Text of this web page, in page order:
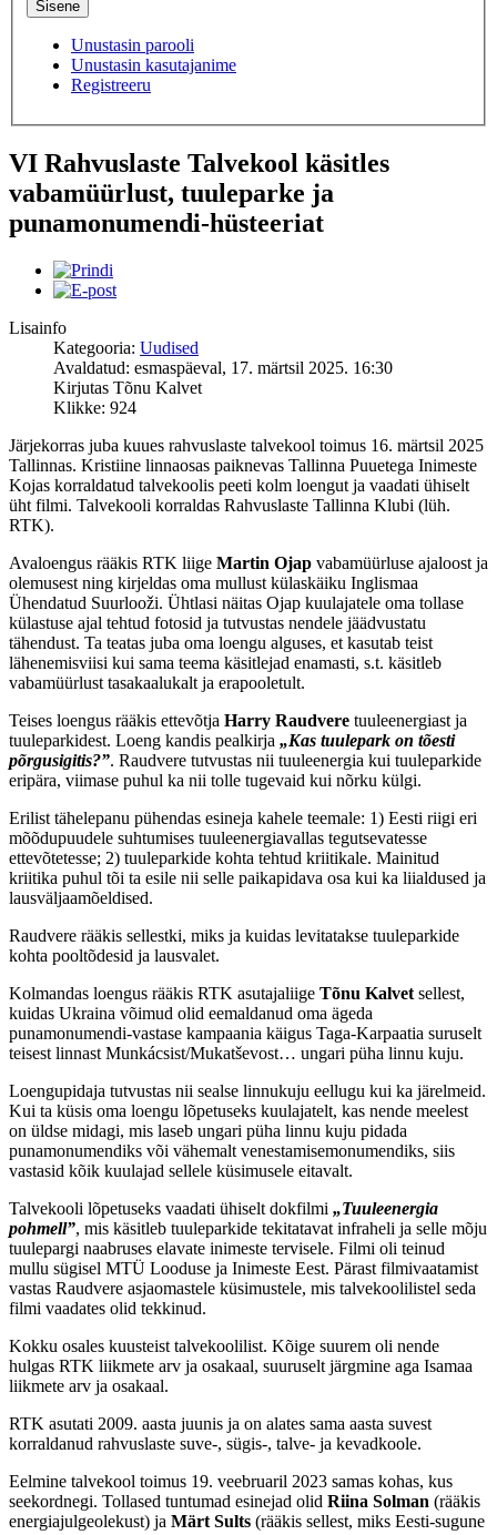
Unustasin parooli
Unustasin kasutajanime
Registreeru
VI Rahvuslaste Talvekool käsitles
vabamüürlust, tuuleparke ja
punamonumendi-hüsteeriat
Lisainfo
Kategooria: Uudised
Avaldatud: esmaspäeval, 17. märtsil 2025. 16:30
Kirjutas Tõnu Kalvet
Klikke: 924
Järjekorras juba kuues rahvuslaste talvekool toimus 16. märtsil 2025
Tallinnas. Kristiine linnaosas paiknevas Tallinna Puuetega Inimeste
Kojas korraldatud talvekoolis peeti kolm loengut ja vaadati ühiselt
üht filmi. Talvekooli korraldas Rahvuslaste Tallinna Klubi (lüh.
RTK).
Avaloengus rääkis RTK liige Martin Ojap vabamüürluse ajaloost ja
olemusest ning kirjeldas oma mullust külaskäiku Inglismaa
Ühendatud Suurlooži. Ühtlasi näitas Ojap kuulajatele oma tollase
külastuse ajal tehtud fotosid ja tutvustas nendele jäädvustatu
tähendust. Ta teatas juba oma loengu alguses, et kasutab teist
lähenemisviisi kui sama teema käsitlejad enamasti, s.t. käsitleb
vabamüürlust tasakaalukalt ja erapooletult.
Teises loengus rääkis ettevõtja Harry Raudvere tuuleenergiast ja
tuuleparkidest. Loeng kandis pealkirja „Kas tuulepark on tõesti
põrgusigitis?”. Raudvere tutvustas nii tuuleenergia kui tuuleparkide
eripära, viimase puhul ka nii tolle tugevaid kui nõrku külgi.
Erilist tähelepanu pühendas esineja kahele teemale: 1) Eesti riigi eri
mõõdupuudele suhtumises tuuleenergiavallas tegutsevatesse
ettevõtetesse; 2) tuuleparkide kohta tehtud kriitikale. Mainitud
kriitika puhul tõi ta esile nii selle paikapidava osa kui ka liialdused ja
lausväljaamõeldised.
Raudvere rääkis sellestki, miks ja kuidas levitatakse tuuleparkide
kohta pooltõdesid ja lausvalet.
Kolmandas loengus rääkis RTK asutajaliige Tõnu Kalvet sellest,
kuidas Ukraina võimud olid eemaldanud oma ägeda
punamonumendi-vastase kampaania käigus Taga-Karpaatia suruselt
teisest linnast Munkácsist/Mukatševost… ungari püha linnu kuju.
Loengupidaja tutvustas nii sealse linnukuju eellugu kui ka järelmeid.
Kui ta küsis oma loengu lõpetuseks kuulajatelt, kas nende meelest
on üldse midagi, mis laseb ungari püha linnu kuju pidada
punamonumendiks või vähemalt venestamisemonumendiks, siis
vastasid kõik kuulajad sellele küsimusele eitavalt.
Talvekooli lõpetuseks vaadati ühiselt dokfilmi „Tuuleenergia
pohmell”, mis käsitleb tuuleparkide tekitatavat infraheli ja selle mõju
tuulepargi naabruses elavate inimeste tervisele. Filmi oli teinud
mullu sügisel MTÜ Looduse ja Inimeste Eest. Pärast filmivaatamist
vastas Raudvere asjaomastele küsimustele, mis talvekoolilistel seda
filmi vaadates olid tekkinud.
Kokku osales kuusteist talvekoolilist. Kõige suurem oli nende
hulgas RTK liikmete arv ja osakaal, suuruselt järgmine aga Isamaa
liikmete arv ja osakaal.
RTK asutati 2009. aasta juunis ja on alates sama aasta suvest
korraldanud rahvuslaste suve-, sügis-, talve- ja kevadkoole.
Eelmine talvekool toimus 19. veebruaril 2023 samas kohas, kus
seekordnegi. Tollased tuntumad esinejad olid Riina Solman (rääkis
energiajulgeolekust) ja Märt Sults (rääkis sellest, miks Eesti-sugune